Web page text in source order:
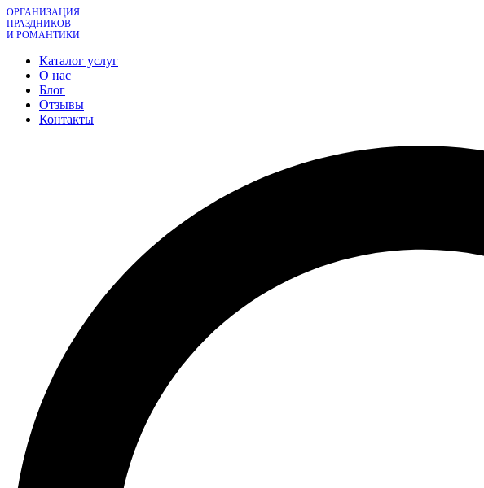
ОРГАНИЗАЦИЯ
ПРАЗДНИКОВ
И РОМАНТИКИ
Каталог услуг
О нас
Блог
Отзывы
Контакты